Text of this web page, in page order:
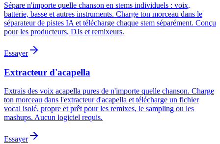
Sépare n'importe quelle chanson en stems individuels : voix,
batterie, basse et autres instruments. Charge ton morceau dans le
séparateur de pistes IA et télécharge chaque stem séparément. Conçu
pour les producteurs, DJs et remixeurs.
Essayer
Extracteur d'acapella
Extrais des voix acapella pures de n'importe quelle chanson. Charge
ton morceau dans l'extracteur d'acapella et télécharge un fichier
vocal isolé, propre et prêt pour les remixes, le sampling ou les
mashups. Aucun logiciel requis.
Essayer